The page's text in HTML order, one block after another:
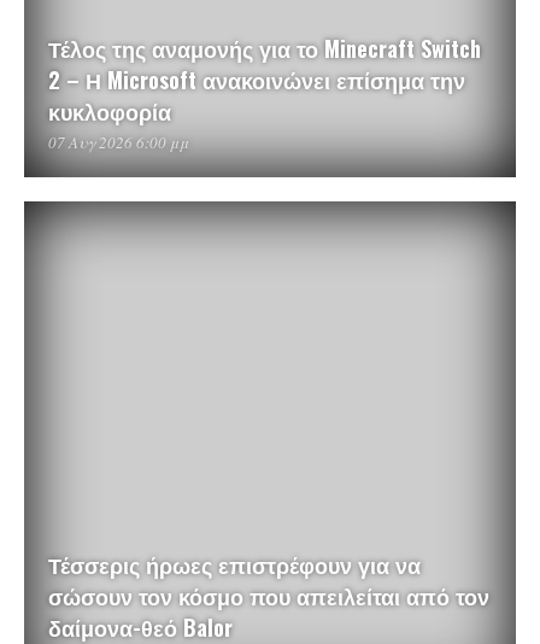
Τέλος της αναμονής για το Minecraft Switch
2 – Η Microsoft ανακοινώνει επίσημα την
κυκλοφορία
07 Αυγ 2026 6:00 μμ
Τέσσερις ήρωες επιστρέφουν για να
σώσουν τον κόσμο που απειλείται από τον
δαίμονα-θεό Balor